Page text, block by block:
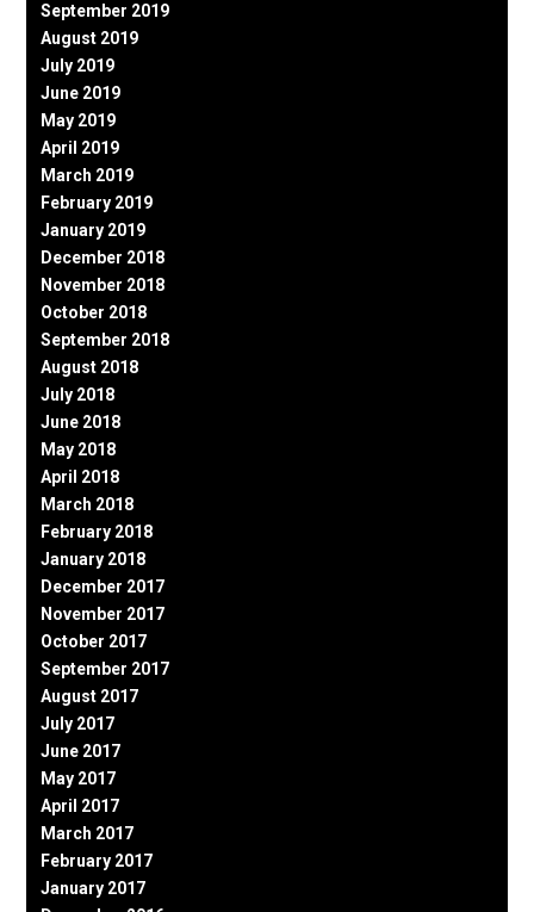
September 2019
August 2019
July 2019
June 2019
May 2019
April 2019
March 2019
February 2019
January 2019
December 2018
November 2018
October 2018
September 2018
August 2018
July 2018
June 2018
May 2018
April 2018
March 2018
February 2018
January 2018
December 2017
November 2017
October 2017
September 2017
August 2017
July 2017
June 2017
May 2017
April 2017
March 2017
February 2017
January 2017